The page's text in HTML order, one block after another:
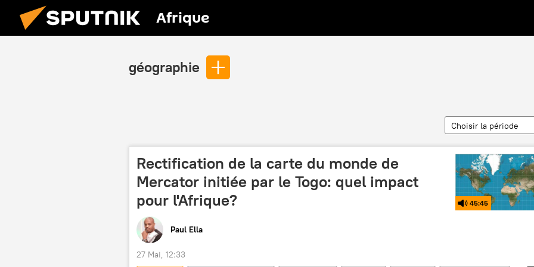
Afrique
géographie
Choisir la période
Rectification de la carte du monde de
Mercator initiée par le Togo: quel impact
pour l'Afrique?
45:45
Paul Ella
27 Mai, 12:33